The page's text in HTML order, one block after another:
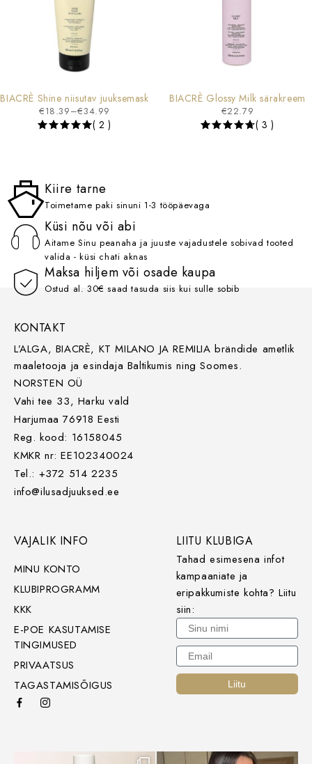
BIACRÈ Shine niisutav juuksemask
€18.39–€34.99
( 2 )
BIACRÈ Glossy Milk särakreem
€22.79
( 3 )
Kiire tarne
Toimetame paki sinuni 1-3 tööpäevaga
Küsi nõu või abi
Aitame Sinu peanaha ja juuste vajadustele sobivad tooted
valida - küsi chati aknas
Maksa hiljem või osade kaupa
Ostud al. 30€ saad tasuda siis kui sulle sobib
KONTAKT
L’ALGA, BIACRÈ, KT MILANO JA REMILIA brändide ametlik
maaletooja ja esindaja Baltikumis ning Soomes.
NORSTEN OÜ
Vahi tee 33, Harku vald
Harjumaa 76918 Eesti
Reg. kood: 16158045
KMKR nr: EE102340024
Tel.: +372 514 2235
info@ilusadjuuksed.ee
VAJALIK INFO
MINU KONTO
KLUBIPROGRAMM
KKK
E-POE KASUTAMISE
TINGIMUSED
PRIVAATSUS
TAGASTAMISÕIGUS
LIITU KLUBIGA
Tahad esimesena infot
kampaaniate ja
eripakkumiste kohta? Liitu
siin:
Sinu nimi
Email
Liitu